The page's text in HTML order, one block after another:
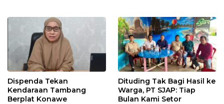
Dispenda Tekan
Kendaraan Tambang
Berplat Konawe
Dituding Tak Bagi Hasil ke
Warga, PT SJAP: Tiap
Bulan Kami Setor